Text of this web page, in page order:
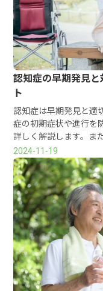
認知症の早期発見
ト
認知症は早期発見と適
症の初期症状や進行を
詳しく解説します。ま
2024-11-19